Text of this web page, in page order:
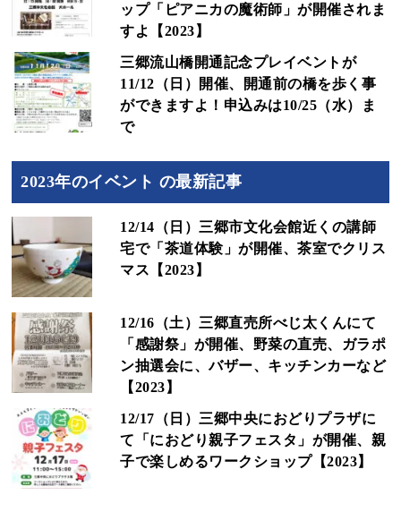
ップ「ピアニカの魔術師」が開催されま
すよ【2023】
三郷流山橋開通記念プレイベントが
11/12（日）開催、開通前の橋を歩く事
ができますよ！申込みは10/25（水）ま
で
2023年のイベント の最新記事
12/14（日）三郷市文化会館近くの講師
宅で「茶道体験」が開催、茶室でクリス
マス【2023】
12/16（土）三郷直売所べじ太くんにて
「感謝祭」が開催、野菜の直売、ガラポ
ン抽選会に、バザー、キッチンカーなど
【2023】
12/17（日）三郷中央におどりプラザに
て「におどり親子フェスタ」が開催、親
子で楽しめるワークショップ【2023】